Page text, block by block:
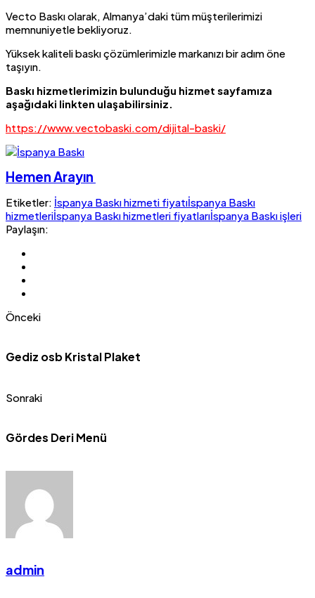
Vecto Baskı olarak, Almanya’daki tüm müşterilerimizi
memnuniyetle bekliyoruz.
Yüksek kaliteli baskı çözümlerimizle markanızı bir adım öne
taşıyın.
Baskı hizmetlerimizin bulunduğu hizmet sayfamıza
aşağıdaki linkten ulaşabilirsiniz.
https://www.vectobaski.com/dijital-baski/
Hemen Arayın
Etiketler: İspanya Baskı hizmeti fiyatıİspanya Baskı
hizmetleriİspanya Baskı hizmetleri fiyatlarıİspanya Baskı işleri
Paylaşın:
Önceki
Gediz osb Kristal Plaket
Sonraki
Gördes Deri Menü
admin